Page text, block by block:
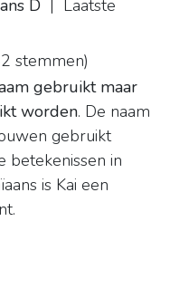
D | Laatste
stemmen)
gebruikt maar
worden. De naam
gebruikt
betekenissen in
is Kai een